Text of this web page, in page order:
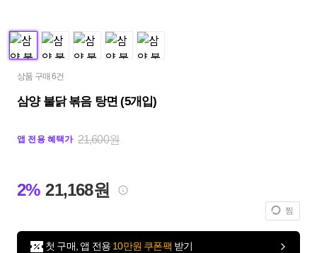
상품 구매 6건
삼양 불닭 볶음 탕면 (5개입)
앱 전용 혜택가 21,600원
2% 21,168원
찜
첫 구매, 앱 전용 10만원 쿠폰팩 받기